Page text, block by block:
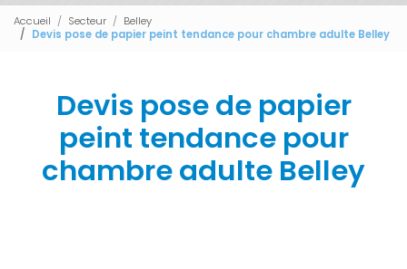
Accueil Secteur
Belley
Devis pose de papier peint tendance pour chambre adulte Belley
Devis pose de papier
peint tendance pour
chambre adulte Belley